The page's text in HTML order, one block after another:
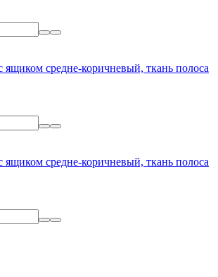
ящиком средне-коричневый, ткань полоса
ящиком средне-коричневый, ткань полоса